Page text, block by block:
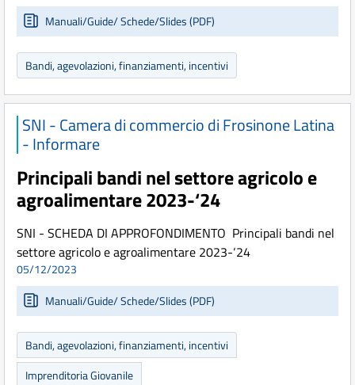
Manuali/Guide/ Schede/Slides (PDF)
Bandi, agevolazioni, finanziamenti, incentivi
SNI - Camera di commercio di Frosinone Latina
- Informare
Principali bandi nel settore agricolo e
agroalimentare 2023-‘24
SNI - SCHEDA DI APPROFONDIMENTO Principali bandi nel
settore agricolo e agroalimentare 2023-‘24
05/12/2023
Manuali/Guide/ Schede/Slides (PDF)
Bandi, agevolazioni, finanziamenti, incentivi
Imprenditoria Giovanile